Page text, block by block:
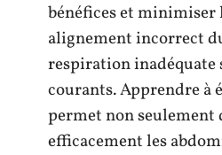
bénéfices et minimiser
alignement incorrect
respiration inadéquate
courants. Apprendre à
permet non seulement
efficacement les